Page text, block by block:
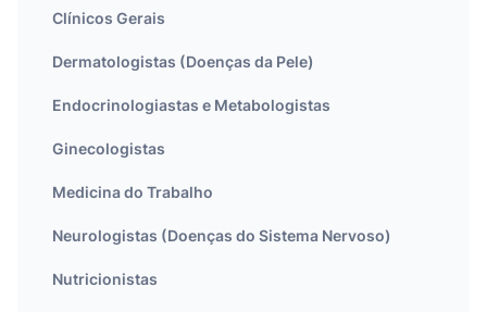
Clínicos Gerais
Dermatologistas (Doenças da Pele)
Endocrinologiastas e Metabologistas
Ginecologistas
Medicina do Trabalho
Neurologistas (Doenças do Sistema Nervoso)
Nutricionistas